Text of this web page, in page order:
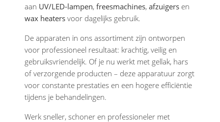
aan UV/LED-lampen, freesmachines, afzuigers en
wax heaters voor dagelijks gebruik.
De apparaten in ons assortiment zijn ontworpen
voor professioneel resultaat: krachtig, veilig en
gebruiksvriendelijk. Of je nu werkt met gellak, hars
of verzorgende producten – deze apparatuur zorgt
voor constante prestaties en een hogere efficiëntie
tijdens je behandelingen.
Werk sneller, schoner en professioneler met